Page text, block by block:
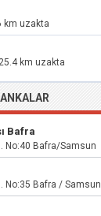
km uzakta
km uzakta
Bafra
No:40 Bafra/Samsun
No:35 Bafra / Samsun